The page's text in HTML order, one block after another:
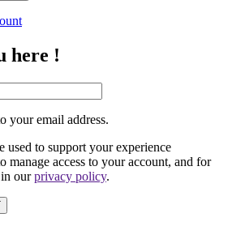
here !
your email address.
used to support your experience
manage access to your account, and for
in ourprivacy policy.